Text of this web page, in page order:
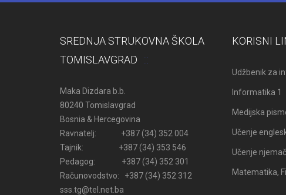
SREDNJA STRUKOVNA ŠKOLA
TOMISLAVGRAD
Maka Dizdara b.b.
80240 Tomislavgrad
Bosnia & Hercegovina
Ravnatelj: +387 (34) 352 004
Tajnik: +387 (34) 353 546
Pedagog: +387 (34) 352 301
Računovodstvo: +387 (34) 352 312
sss.tg@tel.net.ba
KORISNI
Udžbenik za
Informatika 1
Medijska
Učenje
Učenje
Matematika,